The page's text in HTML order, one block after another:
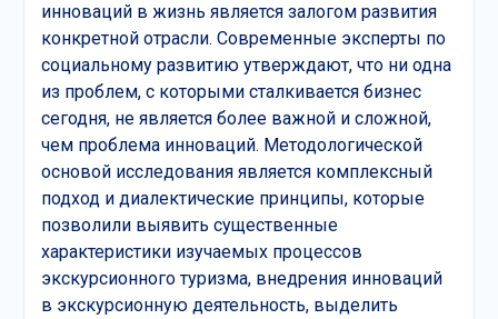
инноваций в жизнь является залогом развития
конкретной отрасли. Современные эксперты по
социальному развитию утверждают, что ни одна
из проблем, с которыми сталкивается бизнес
сегодня, не является более важной и сложной,
чем проблема инноваций. Методологической
основой исследования является комплексный
подход и диалектические принципы, которые
позволили выявить существенные
характеристики изучаемых процессов
экскурсионного туризма, внедрения инноваций
в экскурсионную деятельность, выделить